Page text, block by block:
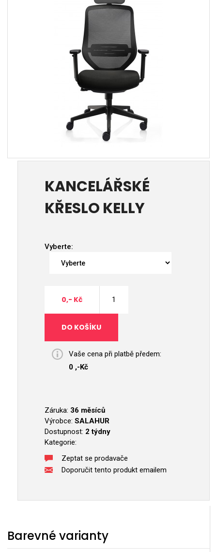
KANCELÁŘSKÉ
KŘESLO KELLY
Vyberte:
0,- Kč
Vaše cena při platbě předem:
0 ,-Kč
Záruka: 36 měsíců
Výrobce: SALAHUR
Dostupnost: 2 týdny
Kategorie:
Zeptat se prodavače
Doporučit tento produkt emailem
Barevné varianty